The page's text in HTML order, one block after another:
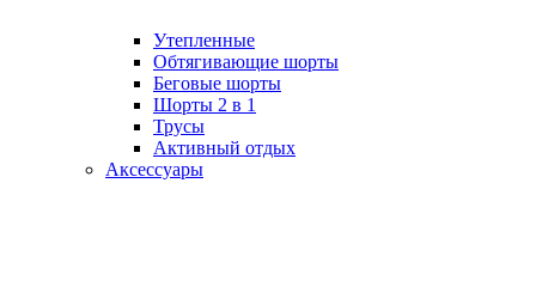
Утепленные
Обтягивающие шорты
Беговые шорты
Шорты 2 в 1
Трусы
Активный отдых
Аксессуары